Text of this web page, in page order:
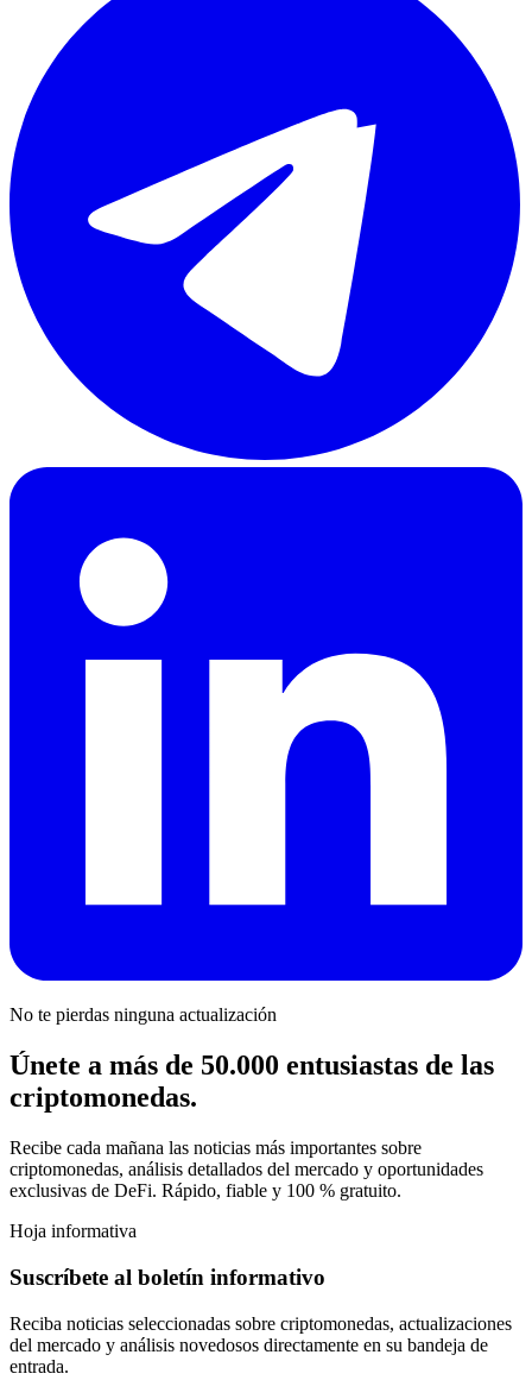
No te pierdas ninguna actualización
Únete a más de 50.000 entusiastas de las
criptomonedas.
Recibe cada mañana las noticias más importantes sobre
criptomonedas, análisis detallados del mercado y oportunidades
exclusivas de DeFi. Rápido, fiable y 100 % gratuito.
Hoja informativa
Suscríbete al boletín informativo
Reciba noticias seleccionadas sobre criptomonedas, actualizaciones
del mercado y análisis novedosos directamente en su bandeja de
entrada.